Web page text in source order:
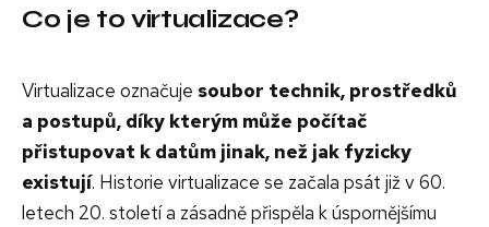
Co je to virtualizace?
Virtualizace označuje soubor technik, prostředků
a postupů, díky kterým může počítač
přistupovat k datům jinak, než jak fyzicky
existují. Historie virtualizace se začala psát již v 60.
letech 20. století a zásadně přispěla k úspornějšímu